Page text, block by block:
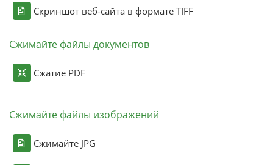
Скриншот веб-сайта в формате TIFF
Сжимайте файлы документов
Сжатие PDF
Сжимайте файлы изображений
Сжимайте JPG